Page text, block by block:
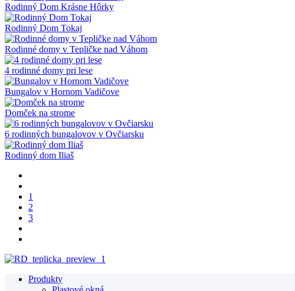
Rodinný Dom Krásne Hôrky
Rodinný Dom Tokaj
Rodinné domy v Tepličke nad Váhom
4 rodinné domy pri lese
Bungalov v Hornom Vadičove
Domček na strome
6 rodinných bungalovov v Ovčiarsku
Rodinný dom Iliaš
1
2
3
Produkty